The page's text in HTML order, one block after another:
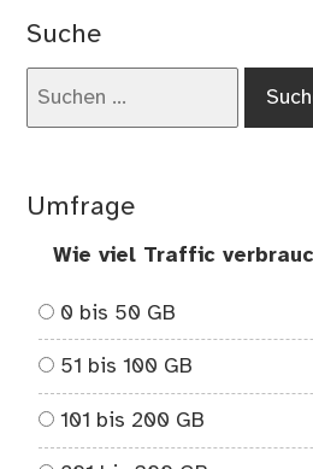
Suche
Umfrage
Wie viel Traffic
0 bis 50 GB
51 bis 100 GB
101 bis 200 GB